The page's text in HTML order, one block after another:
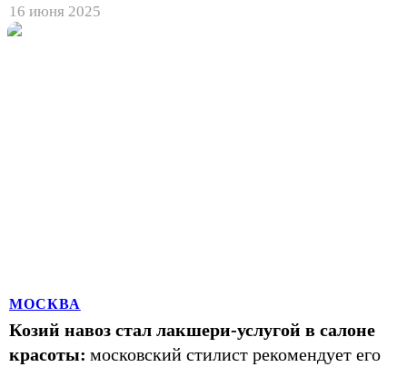
16 июня 2025
МОСКВА
Козий навоз стал лакшери-услугой в салоне
красоты: московский стилист рекомендует его